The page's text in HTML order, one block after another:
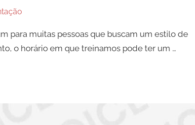
para muitas pessoas que buscam um estilo de
o horário em que treinamos pode ter um …